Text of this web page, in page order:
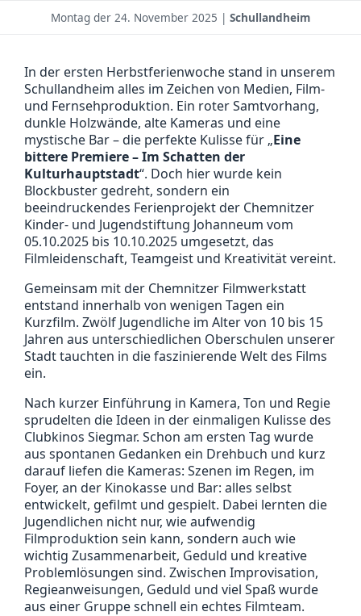
Montag der 24. November 2025 | Schullandheim
In der ersten Herbstferienwoche stand in unserem
Schullandheim alles im Zeichen von Medien, Film-
und Fernsehproduktion. Ein roter Samtvorhang,
dunkle Holzwände, alte Kameras und eine
mystische Bar – die perfekte Kulisse für „Eine
bittere Premiere – Im Schatten der
Kulturhauptstadt“. Doch hier wurde kein
Blockbuster gedreht, sondern ein
beeindruckendes Ferienprojekt der Chemnitzer
Kinder- und Jugendstiftung Johanneum vom
05.10.2025 bis 10.10.2025 umgesetzt, das
Filmleidenschaft, Teamgeist und Kreativität vereint.
Gemeinsam mit der Chemnitzer Filmwerkstatt
entstand innerhalb von wenigen Tagen ein
Kurzfilm. Zwölf Jugendliche im Alter von 10 bis 15
Jahren aus unterschiedlichen Oberschulen unserer
Stadt tauchten in die faszinierende Welt des Films
ein.
Nach kurzer Einführung in Kamera, Ton und Regie
sprudelten die Ideen in der einmaligen Kulisse des
Clubkinos Siegmar. Schon am ersten Tag wurde
aus spontanen Gedanken ein Drehbuch und kurz
darauf liefen die Kameras: Szenen im Regen, im
Foyer, an der Kinokasse und Bar: alles selbst
entwickelt, gefilmt und gespielt. Dabei lernten die
Jugendlichen nicht nur, wie aufwendig
Filmproduktion sein kann, sondern auch wie
wichtig Zusammenarbeit, Geduld und kreative
Problemlösungen sind. Zwischen Improvisation,
Regieanweisungen, Geduld und viel Spaß wurde
aus einer Gruppe schnell ein echtes Filmteam.